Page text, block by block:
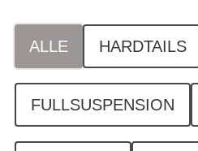
ALLE HARDTAILS
FULLSUSPENSION